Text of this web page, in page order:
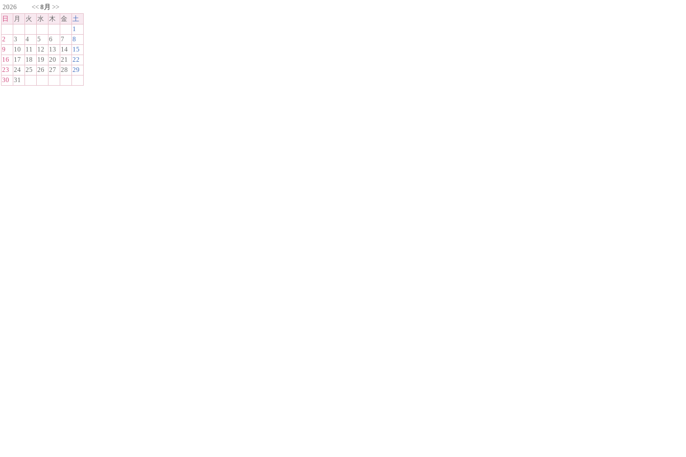
2026 << 8月 >>
日
月 火 水 木 金
土
1
2
3 4 5 6 7
8
9
10 11 12 13 14
15
16
17 18 19 20 21
22
23
24 25 26 27 28
29
30
31